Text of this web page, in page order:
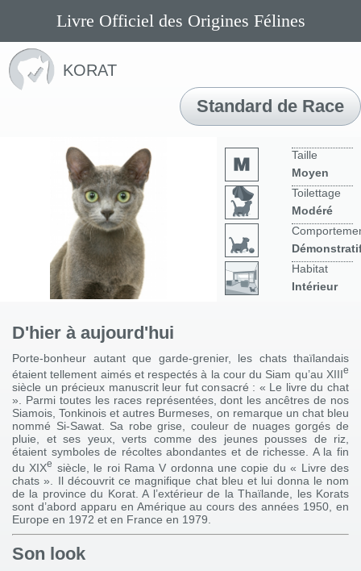
Livre Officiel des Origines Félines
KORAT
Standard de Race
Taille
Moyen
Toilettage
Modéré
Habitat
Intérieur
D'hier à aujourd'hui
Porte-bonheur autant que garde-grenier, les chats thaïlandais
étaient tellement aimés et respectés à la cour du Siam qu’au XIIIe
siècle un précieux manuscrit leur fut consacré : « Le livre du chat
». Parmi toutes les races représentées, dont les ancêtres de nos
Siamois, Tonkinois et autres Burmeses, on remarque un chat bleu
nommé Si-Sawat. Sa robe grise, couleur de nuages gorgés de
pluie, et ses yeux, verts comme des jeunes pousses de riz,
étaient symboles de récoltes abondantes et de richesse. A la fin
du XIXe siècle, le roi Rama V ordonna une copie du « Livre des
chats ». Il découvrit ce magnifique chat bleu et lui donna le nom
de la province du Korat. A l’extérieur de la Thaïlande, les Korats
sont d’abord apparu en Amérique au cours des années 1950, en
Europe en 1972 et en France en 1979.
Son look